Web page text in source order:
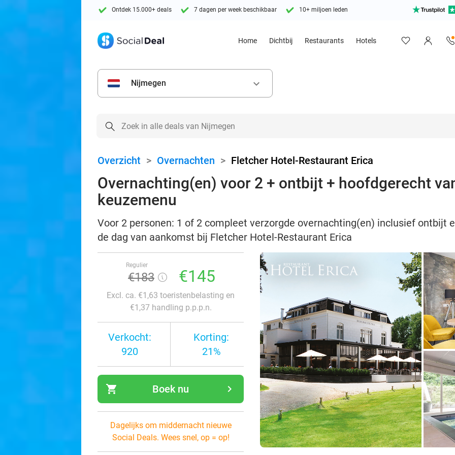
Ontdek 15.000+ deals 7 dagen per week beschikbaar 10+ miljoen leden
Home Dichtbij Restaurants Hotels
Nijmegen keyboard_arrow_down
Overzicht > Overnachten > Fletcher Hotel-Restaurant Erica
Overnachting(en) voor 2 + ontbijt + hoofdgerecht
keuzemenu
Voor 2 personen: 1 of 2 compleet verzorgde overnachting(en) inclusief ontbijt
de dag van aankomst bij Fletcher Hotel-Restaurant Erica
Regulier
€183 €145
Excl. ca. €1,63 toeristenbelasting en
€1,37 handling p.p.p.n.
Verkocht:
920
Korting:
21%
shopping_cart navigate_next
Boek nu
Dagelijks om middernacht nieuwe
Social Deals. Wees snel, op = op!